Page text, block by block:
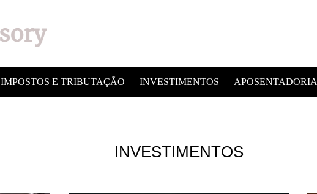
IMPOSTOS E TRIBUTAÇÃO INVESTIMENTOS APOSENTADORIA
INVESTIMENTOS